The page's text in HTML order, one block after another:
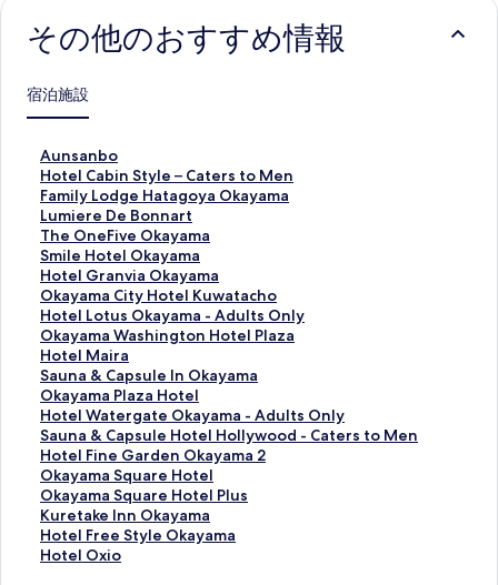
その他のおすすめ情報
宿泊施設
Aunsanbo
A
u
n
s
a
n
b
o
の
ペ
ー
ジ
を
開
く
リ
ン
ク
Hotel Cabin Style – Caters to Men
H
o
t
e
l
C
a
b
i
n
S
t
y
l
e
–
C
a
t
e
Family Lodge Hatagoya Okayama
F
a
m
i
l
y
L
o
d
g
e
H
a
t
a
g
o
y
a
Lumiere De Bonnart
L
u
m
i
e
r
e
D
e
B
o
n
n
a
r
t
の
ペ
The OneFive Okayama
T
h
e
O
n
e
F
i
v
e
O
k
a
y
a
m
a
Smile Hotel Okayama
S
m
i
l
e
H
o
t
e
l
O
k
a
y
a
m
Hotel Granvia Okayama
H
o
t
e
l
G
r
a
n
v
i
a
O
k
a
Okayama City Hotel Kuwatacho
O
k
a
y
a
m
a
C
i
t
y
H
o
t
Hotel Lotus Okayama - Adults Only
H
o
t
e
l
L
o
t
u
s
O
k
a
Okayama Washington Hotel Plaza
O
k
a
y
a
m
a
W
a
s
h
i
Hotel Maira
H
o
t
e
l
M
a
i
r
a
の
Sauna & Capsule In Okayama
S
a
u
n
a
&
C
a
p
s
Okayama Plaza Hotel
O
k
a
y
a
m
a
P
l
Hotel Watergate Okayama - Adults Only
H
o
t
e
l
W
a
t
Sauna & Capsule Hotel Hollywood - Caters to Men
S
a
u
n
a
&
C
Hotel Fine Garden Okayama 2
H
o
t
e
l
F
Okayama Square Hotel
O
k
a
y
a
Okayama Square Hotel Plus
O
k
a
y
Kuretake Inn Okayama
K
u
r
Hotel Free Style Okayama
H
o
Hotel Oxio
H